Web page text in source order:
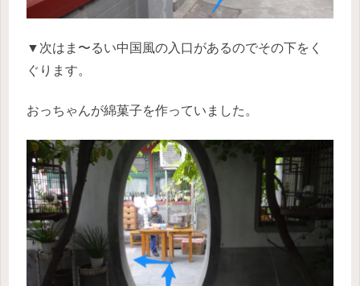
▼次はま〜るい中国風の入口があるのでその下をく
ぐります。
おっちゃんが綿菓子を作っていました。